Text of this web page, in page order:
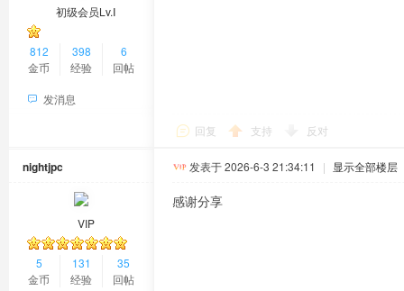
初级会员Lv.Ⅰ
812
金币
398
经验
6
回帖
发消息
回复 支持 反对
nightjpc
VIP
5
金币
131
经验
35
回帖
发表于 2026-6-3 21:34:11 | 显示全部楼层
感谢分享